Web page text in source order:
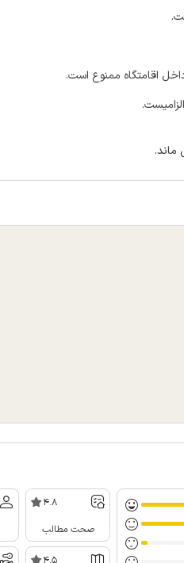
اقامتگاه ممنوع است.
ماند.
4.8
صحت مطالب